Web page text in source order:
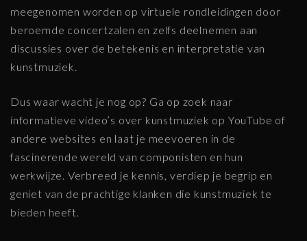
meegenomen worden op virtuele rondleidingen door
beroemde concertzalen en zelfs deelnemen aan
discussies over de betekenis en interpretatie van
kunstmuziek.
Dus waar wacht je nog op? Ga op zoek naar
informatieve video’s over kunstmuziek op YouTube of
andere websites en laat je meevoeren in de
fascinerende wereld van componisten en hun
werkwijze. Verbreed je kennis, verdiep je begrip en
geniet van de prachtige klanken die kunstmuziek te
bieden heeft.